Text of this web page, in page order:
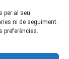
per al seu
ni de seguiment.
preferències.